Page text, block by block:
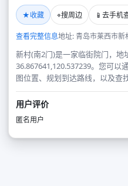
★收藏 ⌖搜周边 📱 去手机
查看完整信息地址: 青岛市莱西市新
新村(南2门)是一家临街院门，地
36.867641,120.537239。您可以
图位置、规划到达路线，以及查
用户评价
匿名用户